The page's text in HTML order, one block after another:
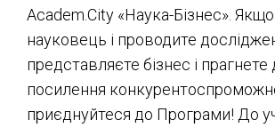
Academ.City «Наука-Бізнес».
науковець і проводите
представляєте бізнес і прагнете
посилення
приєднуйтеся до Програми! До